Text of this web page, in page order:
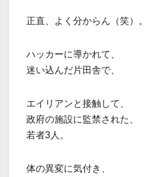
正直、よく分からん（笑）。
ハッカーに導かれて、
迷い込んだ片田舎で、
エイリアンと接触して、
政府の施設に監禁された、
若者3人。
体の異変に気付き、